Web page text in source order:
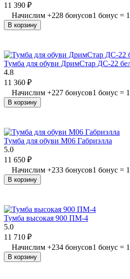
11 390 ₽
Начислим +228 бонусов1 бонус =
В корзину
Тумба для обуви ДримСтар ДС-22
4.8
11 360 ₽
Начислим +227 бонусов1 бонус =
В корзину
Тумба для обуви М06 Габриэлла
5.0
11 650 ₽
Начислим +233 бонусов1 бонус =
В корзину
Тумба высокая 900 ПМ-4
5.0
11 710 ₽
Начислим +234 бонусов1 бонус =
В корзину